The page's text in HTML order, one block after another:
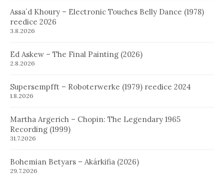
Assa´d Khoury – Electronic Touches Belly Dance (1978)
reedice 2026
3.8.2026
Ed Askew – The Final Painting (2026)
2.8.2026
Supersempfft – Roboterwerke (1979) reedice 2024
1.8.2026
Martha Argerich – Chopin: The Legendary 1965
Recording (1999)
31.7.2026
Bohemian Betyars – Akárkifia (2026)
29.7.2026